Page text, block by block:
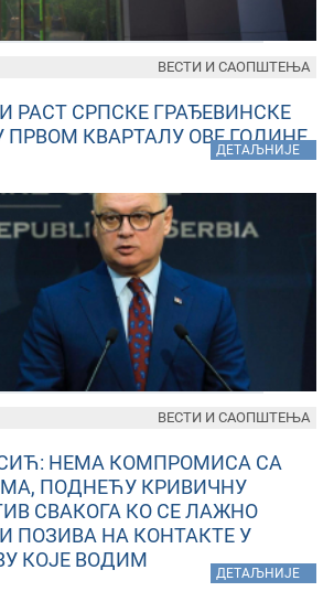
РАСТ СРПСКЕ ГРАЂЕВИНСКЕ
ПРВОМ КВАРТАЛУ ОВЕ ГОДИНЕ
ДЕТАЉНИЈЕ
ВЕСТИ И САОПШТЕЊА
НЕМА КОМПРОМИСА СА
ПОДНЕЋУ КРИВИЧНУ
СВАКОГА КО СЕ ЛАЖНО
ПОЗИВА НА КОНТАКТЕ У
КОЈЕ ВОДИМ
ДЕТАЉНИЈЕ
ВЕСТИ И САОПШТЕЊА